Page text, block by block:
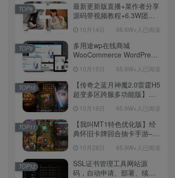
最新更新版直播+菜作者分享
源码带视频教程+6.3W团购
【源码+教程】
10月14日 66.6W+人已阅读
TOP8
多用途wp在线商城
WooCommerce WordPress
10月15日 65.9W+人已阅读
TOP9
【传奇之蓝月神魔2.0雷霆H5
超变多区跨服多功能版】三
理单机一键即玩镜像端-打包
Linux服务端源码-视频架设
教程
10月16日 65.9W+人已阅读
TOP10
【我叫MT1特色优化版】经
典怀旧卡牌回合抽卡手游–打
教程-多功能GM后台工具-网
页注册-安卓版本！
10月28日 65.9W+人已阅读
TOP11
SSL证书管理工具网站源
码，自动申请、部署、续期
TOP12